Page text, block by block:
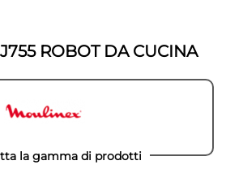
ROBOT DA CUCINA
la gamma di prodotti